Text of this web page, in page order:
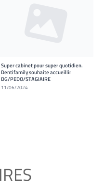
Super cabinet pour super quotidien.
Dentifamily souhaite accueillir
DG/PEDO/STAGIAIRE
11/06/2024